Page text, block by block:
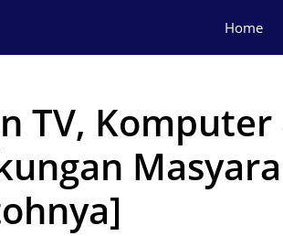
Home
TV, Komputer